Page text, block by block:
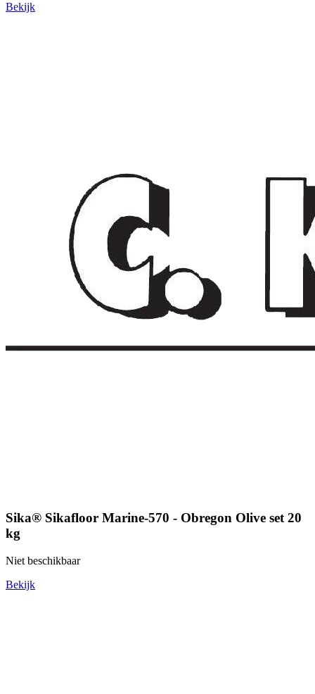
Bekijk
Sika® Sikafloor Marine-570 - Obregon Olive set 20
kg
Niet beschikbaar
Bekijk